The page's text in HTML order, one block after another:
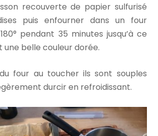
recouverte de papier sulfurisé
puis enfourner dans un four
pendant 35 minutes jusqu’à ce
une belle couleur dorée.
four au toucher ils sont souples
durcir en refroidissant.